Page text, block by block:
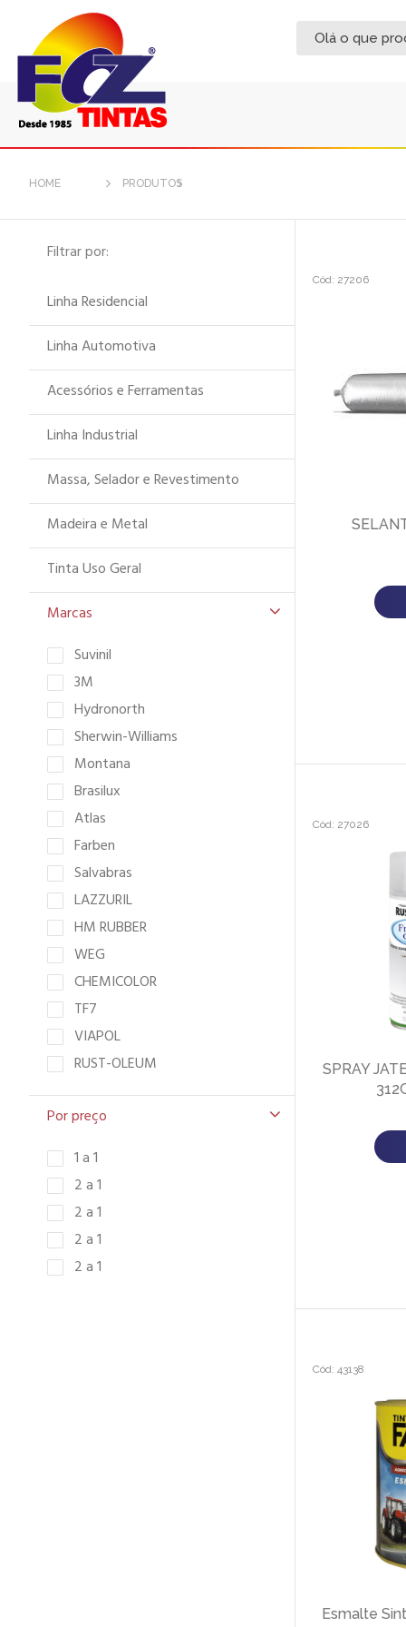
HOME PRODUTOS
Filtrar por:
Linha Residencial
Linha Automotiva
Acessórios e Ferramentas
Linha Industrial
Massa, Selador e Revestimento
Madeira e Metal
Tinta Uso Geral
Marcas
Suvinil
3M
Hydronorth
Sherwin-Williams
Montana
Brasilux
Atlas
Farben
Salvabras
LAZZURIL
HM RUBBER
WEG
CHEMICOLOR
TF7
VIAPOL
RUST-OLEUM
Por preço
1 a 1
2 a 1
2 a 1
2 a 1
2 a 1
Cód: 27206
Cód: 27026
SPRAY
Cód: 43138
Esmalte